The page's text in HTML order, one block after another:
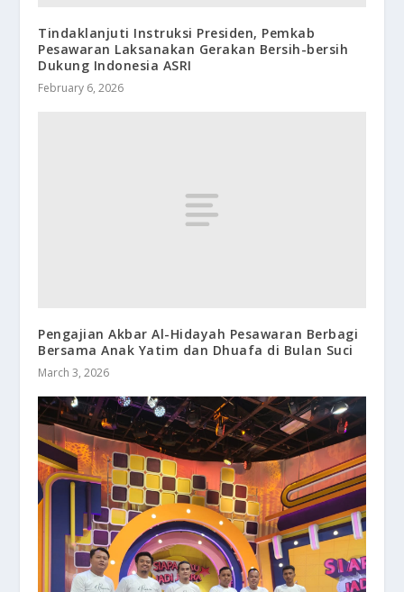
Tindaklanjuti Instruksi Presiden, Pemkab
Pesawaran Laksanakan Gerakan Bersih-bersih
Dukung Indonesia ASRI
February 6, 2026
Pengajian Akbar Al-Hidayah Pesawaran Berbagi
Bersama Anak Yatim dan Dhuafa di Bulan Suci
March 3, 2026